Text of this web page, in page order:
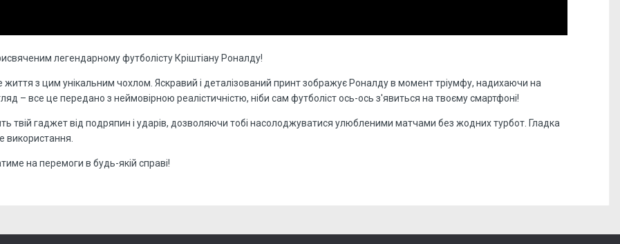
легендарному футболісту Кріштіану Роналду!
з цим унікальним чохлом. Яскравий і деталізований принт зображує Роналду в момент тріумфу, надихаючи на
– все це передано з неймовірною реалістичністю, ніби сам футболіст ось-ось з'явиться на твоєму смартфоні!
твій гаджет від подряпин і ударів, дозволяючи тобі насолоджуватися улюбленими матчами без жодних турбот. Гладка
використання.
на перемоги в будь-якій справі!